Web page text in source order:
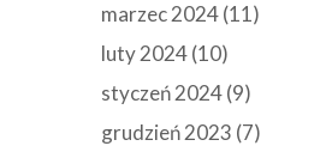
marzec 2024(11)
luty 2024(10)
styczeń 2024(9)
grudzień 2023 (7)